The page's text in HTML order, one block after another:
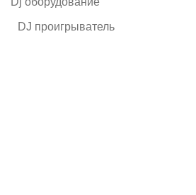
DJ проигрыватель